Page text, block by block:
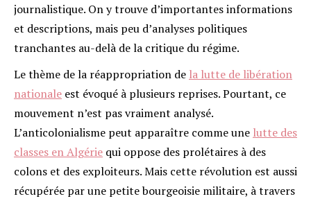
journalistique. On y trouve d’importantes informations
et descriptions, mais peu d’analyses politiques
tranchantes au-delà de la critique du régime.
Le thème de la réappropriation de la lutte de libération
nationale est évoqué à plusieurs reprises. Pourtant, ce
mouvement n’est pas vraiment analysé.
L’anticolonialisme peut apparaître comme une lutte des
classes en Algérie qui oppose des prolétaires à des
colons et des exploiteurs. Mais cette révolution est aussi
récupérée par une petite bourgeoisie militaire, à travers